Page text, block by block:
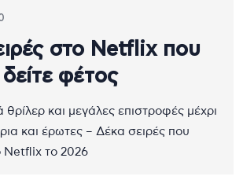
στο Netflix που
δείτε φέτος
και μεγάλες επιστροφές μέχρι
και έρωτες – Δέκα σειρές που
Netflix το 2026